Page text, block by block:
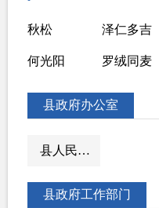
秋松 泽仁多吉
何光阳 罗绒同麦
县政府办公室
县人民政府办公室
县政府工作部门